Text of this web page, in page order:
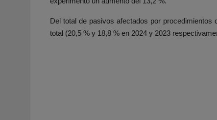
Del total de pasivos afectados por
total (20,5 % y 18,8 % en 2024 y 2023